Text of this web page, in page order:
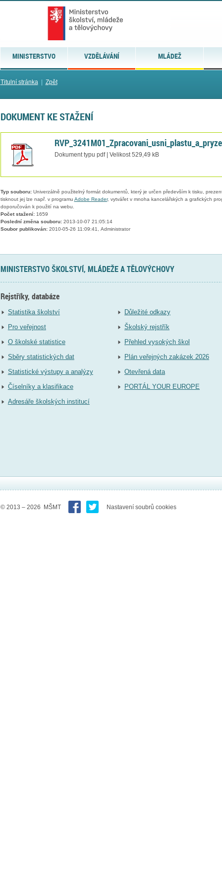
MINISTERSTVO VZDĚLÁVÁNÍ MLÁDEŽ
Titulní stránka| Zpět
DOKUMENT KE STAŽENÍ
Dokument typu pdf | Velikost 529,49 kB
Typ souboru:Univerzálně použitelný formát dokumentů, který je určen především k tisku,
tisknout jej lze např. v programu Adobe Reader, vytvářet v mnoha kancelářských a grafických
doporučován k použití na webu.
Počet stažení:1659
Poslední změna souboru:2013-10-07 21:05:14
Soubor publikován:2010-05-26 11:09:41, Administrator
MINISTERSTVO ŠKOLSTVÍ, MLÁDEŽE A TĚLOVÝCHOVY
Rejstříky, databáze
Statistika školství
Pro veřejnost
O školské statistice
Sběry statistických dat
Statistické výstupy a analýzy
Číselníky a klasifikace
Adresáře školských institucí
Důležité odkazy
Školský rejstřík
Přehled vysokých škol
Plán veřejných zakázek 2026
Otevřená data
PORTÁL YOUR EUROPE
© 2013 – 2026 MŠMT Nastavení soubrů cookies